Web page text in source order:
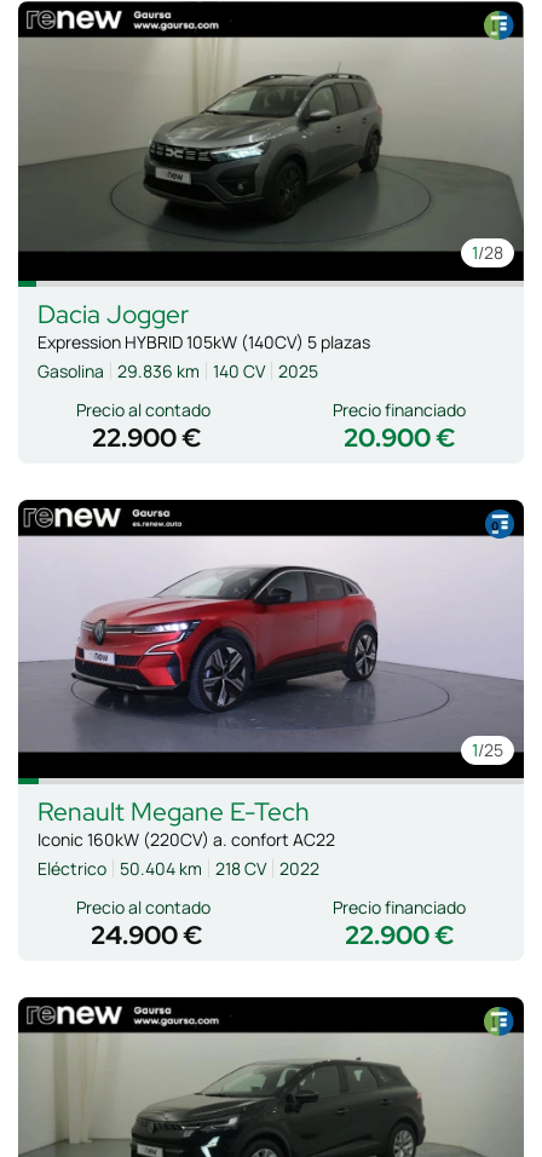
1/28
Dacia Jogger
Expression HYBRID 105kW (140CV) 5 plazas
Gasolina
29.836 km 140 CV 2025
Precio al contado
22.900 € 20.900 €
Precio financiado
1/25
Renault Megane E-Tech
Iconic 160kW (220CV) a. confort AC22
Eléctrico
50.404 km 218 CV 2022
Precio al contado
24.900 € 22.900 €
Precio financiado